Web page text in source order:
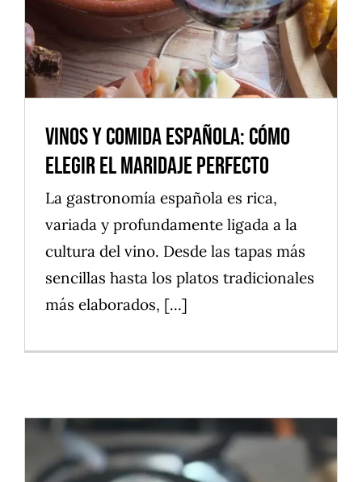
Vinos y Comida Española: Cómo
Elegir el Maridaje Perfecto
La gastronomía española es rica,
variada y profundamente ligada a la
cultura del vino. Desde las tapas más
sencillas hasta los platos tradicionales
más elaborados, [...]